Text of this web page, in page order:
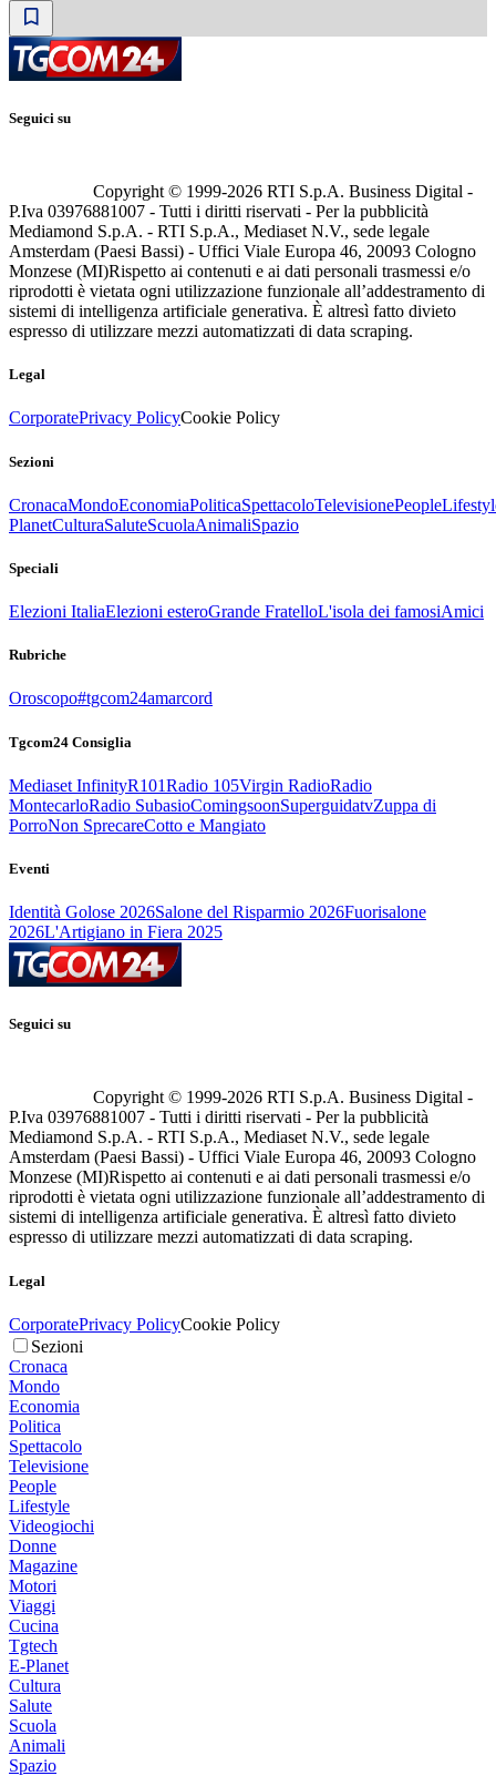
Seguici su
Copyright © 1999-2026 RTI S.p.A. Business Digital -
P.Iva 03976881007 - Tutti i diritti riservati - Per la pubblicità
Mediamond S.p.A. - RTI S.p.A., Mediaset N.V., sede legale
Amsterdam (Paesi Bassi) - Uffici Viale Europa 46, 20093 Cologno
Monzese (MI)Rispetto ai contenuti e ai dati personali trasmessi e/o
riprodotti è vietata ogni utilizzazione funzionale all’addestramento di
sistemi di intelligenza artificiale generativa. È altresì fatto divieto
espresso di utilizzare mezzi automatizzati di data scraping.
Legal
CorporatePrivacy PolicyCookie Policy
Sezioni
CronacaMondoEconomiaPoliticaSpettacoloTelevisionePeople
PlanetCulturaSaluteScuolaAnimaliSpazio
Speciali
Elezioni ItaliaElezioni esteroGrande FratelloL'isola dei famosiAmici
Rubriche
Oroscopo#tgcom24amarcord
Tgcom24 Consiglia
Mediaset InfinityR101Radio 105Virgin RadioRadio
MontecarloRadio SubasioComingsoonSuperguidatvZuppa di
PorroNon SprecareCotto e Mangiato
Eventi
Identità Golose 2026Salone del Risparmio 2026Fuorisalone
2026L'Artigiano in Fiera 2025
Seguici su
Copyright © 1999-2026 RTI S.p.A. Business Digital -
P.Iva 03976881007 - Tutti i diritti riservati - Per la pubblicità
Mediamond S.p.A. - RTI S.p.A., Mediaset N.V., sede legale
Amsterdam (Paesi Bassi) - Uffici Viale Europa 46, 20093 Cologno
Monzese (MI)Rispetto ai contenuti e ai dati personali trasmessi e/o
riprodotti è vietata ogni utilizzazione funzionale all’addestramento di
sistemi di intelligenza artificiale generativa. È altresì fatto divieto
espresso di utilizzare mezzi automatizzati di data scraping.
Legal
CorporatePrivacy PolicyCookie Policy
Sezioni
Cronaca
Mondo
Economia
Politica
Spettacolo
Televisione
People
Lifestyle
Videogiochi
Donne
Magazine
Motori
Viaggi
Cucina
Tgtech
E-Planet
Cultura
Salute
Scuola
Animali
Spazio